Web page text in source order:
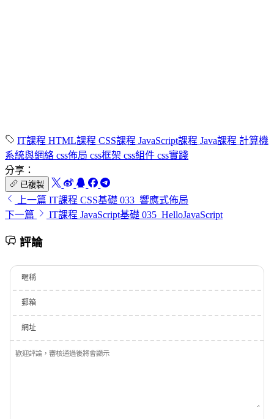
IT課程 HTML課程 CSS課程 JavaScript課程 Java課程 計算機
系統與網絡 css佈局 css框架 css組件 css實踐
分享：
已複製
上一篇 IT課程 CSS基礎 033_響應式佈局
下一篇
IT課程 JavaScript基礎 035_HelloJavaScript
評論
暱稱
郵箱
網址